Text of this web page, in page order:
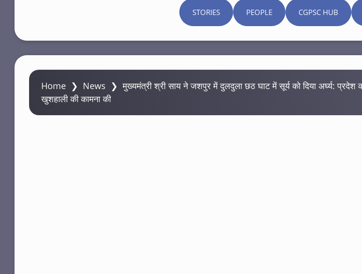
STORIES PEOPLE CGPSC HUB
Home ❯ News ❯मुख्यमंत्री श्री साय ने जशपुर में दुलदुला छठ घाट में सूर्य को दिया अर्घ्य:
खुशहाली की कामना की